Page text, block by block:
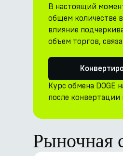
В настоящий
общем количестве
влияние
объем торгов,
Курс обмена DOGE
после конвертации
Рыночная